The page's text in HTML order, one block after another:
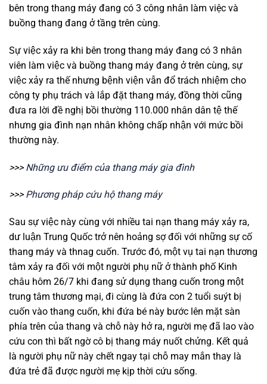
bên trong thang máy đang có 3 công nhân làm việc và
buồng thang đang ở tầng trên cùng.
Sự việc xảy ra khi bên trong thang máy đang có 3 nhân
viên làm việc và buồng thang máy đang ở trên cùng, sự
việc xảy ra thế nhưng bệnh viện vẫn đổ trách nhiệm cho
công ty phụ trách và lắp đặt thang máy, đồng thời cũng
đưa ra lời đề nghị bồi thường 110.000 nhân dân tệ thế
nhưng gia đình nạn nhân không chấp nhận với mức bồi
thường này.
>>> Những ưu điểm của thang máy gia đình
>>> Phương pháp cứu hộ thang máy
Sau sự việc này cùng với nhiều tai nạn thang máy xảy ra,
dư luận Trung Quốc trở nên hoảng sợ đối với những sự cố
thang máy và thnag cuốn. Trước đó, một vụ tai nạn thương
tâm xảy ra đối với một người phụ nữ ở thành phố Kinh
châu hôm 26/7 khi đang sử dụng thang cuốn trong một
trung tâm thương mại, đi cùng là đứa con 2 tuổi suýt bị
cuốn vào thang cuốn, khi đứa bé này bước lên mặt sàn
phía trên của thang và chỗ này hở ra, người mẹ đã lao vào
cứu con thì bất ngờ cô bị thang máy nuốt chửng. Kết quả
là người phụ nữ này chết ngay tại chỗ may mắn thay là
đứa trẻ đã được người mẹ kịp thời cứu sống.